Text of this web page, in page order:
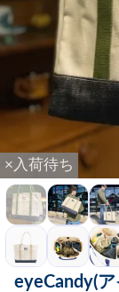
×入荷待ち
eyeCandy(